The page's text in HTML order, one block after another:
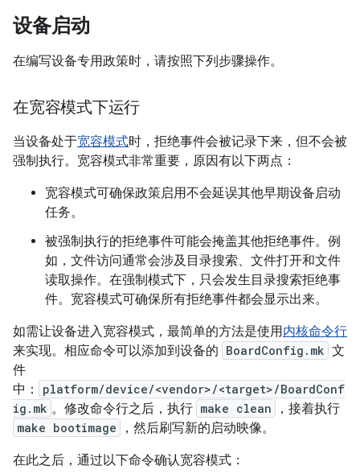
设备启动
在编写设备专用政策时，请按照下列步骤操作。
在宽容模式下运行
当设备处于宽容模式时，拒绝事件会被记录下来，但不会被
强制执行。宽容模式非常重要，原因有以下两点：
宽容模式可确保政策启用不会延误其他早期设备启动
任务。
被强制执行的拒绝事件可能会掩盖其他拒绝事件。例
如，文件访问通常会涉及目录搜索、文件打开和文件
读取操作。在强制模式下，只会发生目录搜索拒绝事
件。宽容模式可确保所有拒绝事件都会显示出来。
如需让设备进入宽容模式，最简单的方法是使用内核命令行
来实现。相应命令可以添加到设备的 BoardConfig.mk 文
件
中：
platform/device/<vendor>/<target>/BoardConf
ig.mk 。修改命令行之后，执行 make clean ，接着执行
make bootimage
，然后刷写新的启动映像。
在此之后，通过以下命令确认宽容模式：